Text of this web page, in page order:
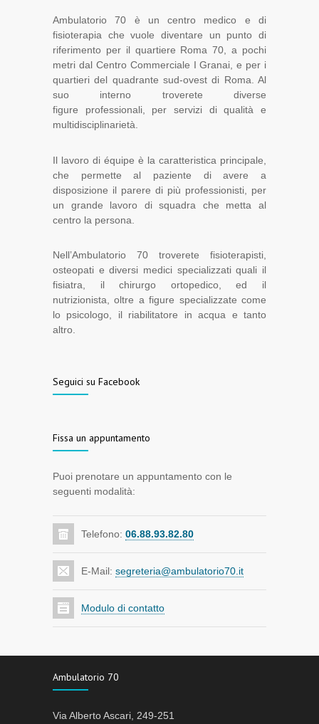
Ambulatorio 70 è un centro medico e di
fisioterapia che vuole diventare un punto di
riferimento per il quartiere Roma 70, a pochi
metri dal Centro Commerciale I Granai, e per i
quartieri del quadrante sud-ovest di Roma. Al
suo interno troverete diverse
figure professionali, per servizi di qualità e
multidisciplinarietà.
Il lavoro di équipe è la caratteristica principale,
che permette al paziente di avere a
disposizione il parere di più professionisti, per
un grande lavoro di squadra che metta al
centro la persona.
Nell’Ambulatorio 70 troverete fisioterapisti,
osteopati e diversi medici specializzati quali il
fisiatra, il chirurgo ortopedico, ed il
nutrizionista, oltre a figure specializzate come
lo psicologo, il riabilitatore in acqua e tanto
altro.
Seguici su Facebook
Fissa un appuntamento
Puoi prenotare un appuntamento con le
seguenti modalità:
Telefono: 06.88.93.82.80
E-Mail: segreteria@ambulatorio70.it
Modulo di contatto
Ambulatorio 70
Via Alberto Ascari, 249-251